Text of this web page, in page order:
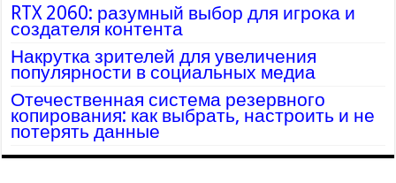
RTX 2060: разумный выбор для игрока и
создателя контента
Накрутка зрителей для увеличения
популярности в социальных медиа
Отечественная система резервного
копирования: как выбрать, настроить и не
потерять данные